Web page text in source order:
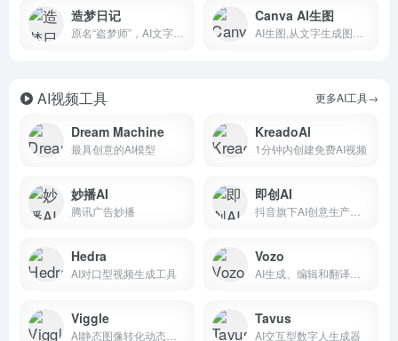
造梦日记
原名“盗梦师”，AI文字转绘画工具
Canva Al生图
AI生图,从文字生成图片和插画
AI视频工具 更多AI工具→
Dream Machine
最具创意的AI模型
KreadoAl
1分钟内创建免费AI视频
妙播AI
腾讯广告妙播
即创AI
抖音旗下AI创意生产与管理平台
Hedra
AI对口型视频生成工具
Vozo
AI生成、编辑和翻译谈话视频
Viggle
AI静态图像转化动态动画视频
Tavus
AI交互型数字人生成器